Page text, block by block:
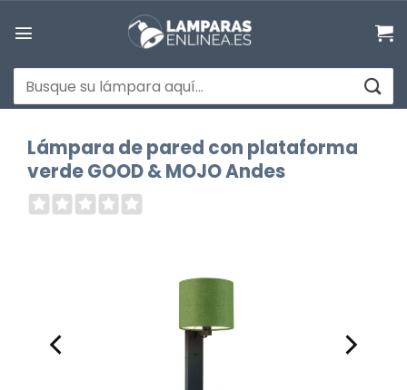
Buscar
por:
Lámpara de pared con plataforma
verde GOOD & MOJO Andes